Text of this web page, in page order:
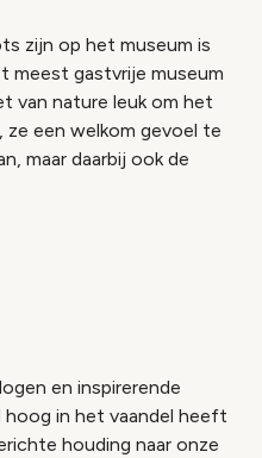
zijn op het museum is
meest gastvrije museum
van nature leuk om het
ze een welkom gevoel te
maar daarbij ook de
en inspirerende
hoog in het vaandel heeft
houding naar onze